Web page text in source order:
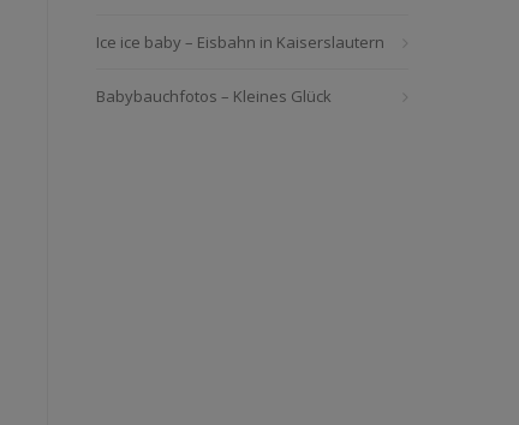
Ice ice baby – Eisbahn in Kaiserslautern
Babybauchfotos – Kleines Glück